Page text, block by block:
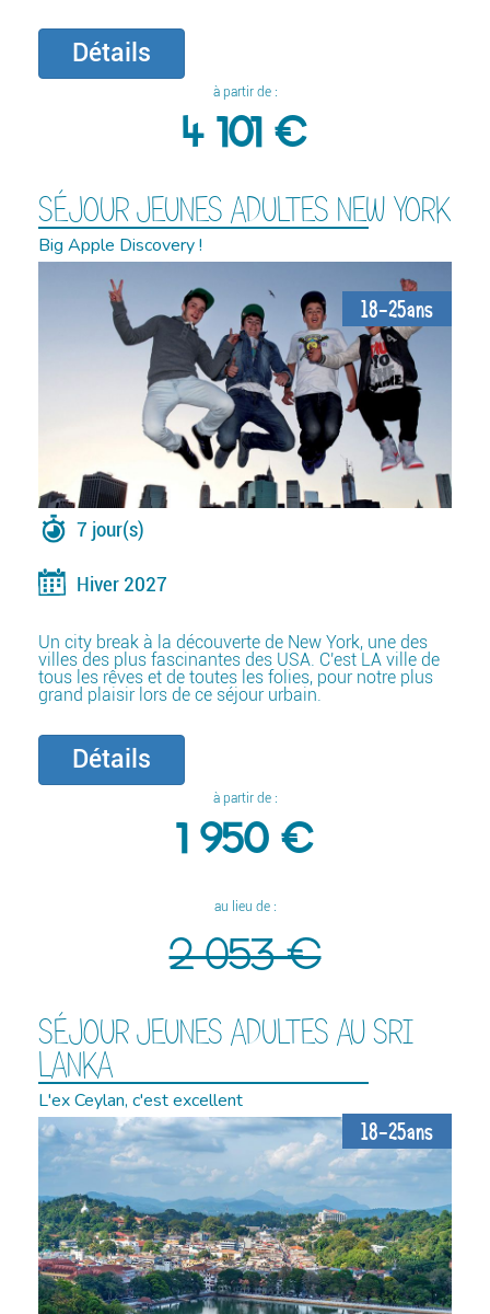
Détails
à partir de :
4 101 €
SÉJOUR JEUNES ADULTES NEW YORK
Big Apple Discovery !
18-25ans
7 jour(s)
Hiver 2027
Un city break à la découverte de New York, une des
villes des plus fascinantes des USA. C'est LA ville de
tous les rêves et de toutes les folies, pour notre plus
grand plaisir lors de ce séjour urbain.
Détails
à partir de :
1 950 €
au lieu de :
2 053 €
SÉJOUR JEUNES ADULTES AU SRI
LANKA
L'ex Ceylan, c'est excellent
18-25ans